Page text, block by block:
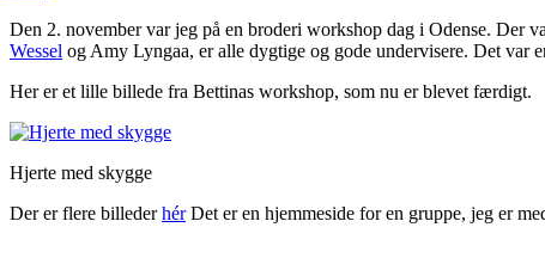
Den 2. november var jeg på en broderi workshop dag i Odense. Der
Wessel og Amy Lyngaa, er alle dygtige og gode undervisere. Det var
Her er et lille billede fra Bettinas workshop, som nu er blevet færdigt.
Hjerte med skygge
Der er flere billederhérDet er en hjemmeside for en gruppe, jeg er